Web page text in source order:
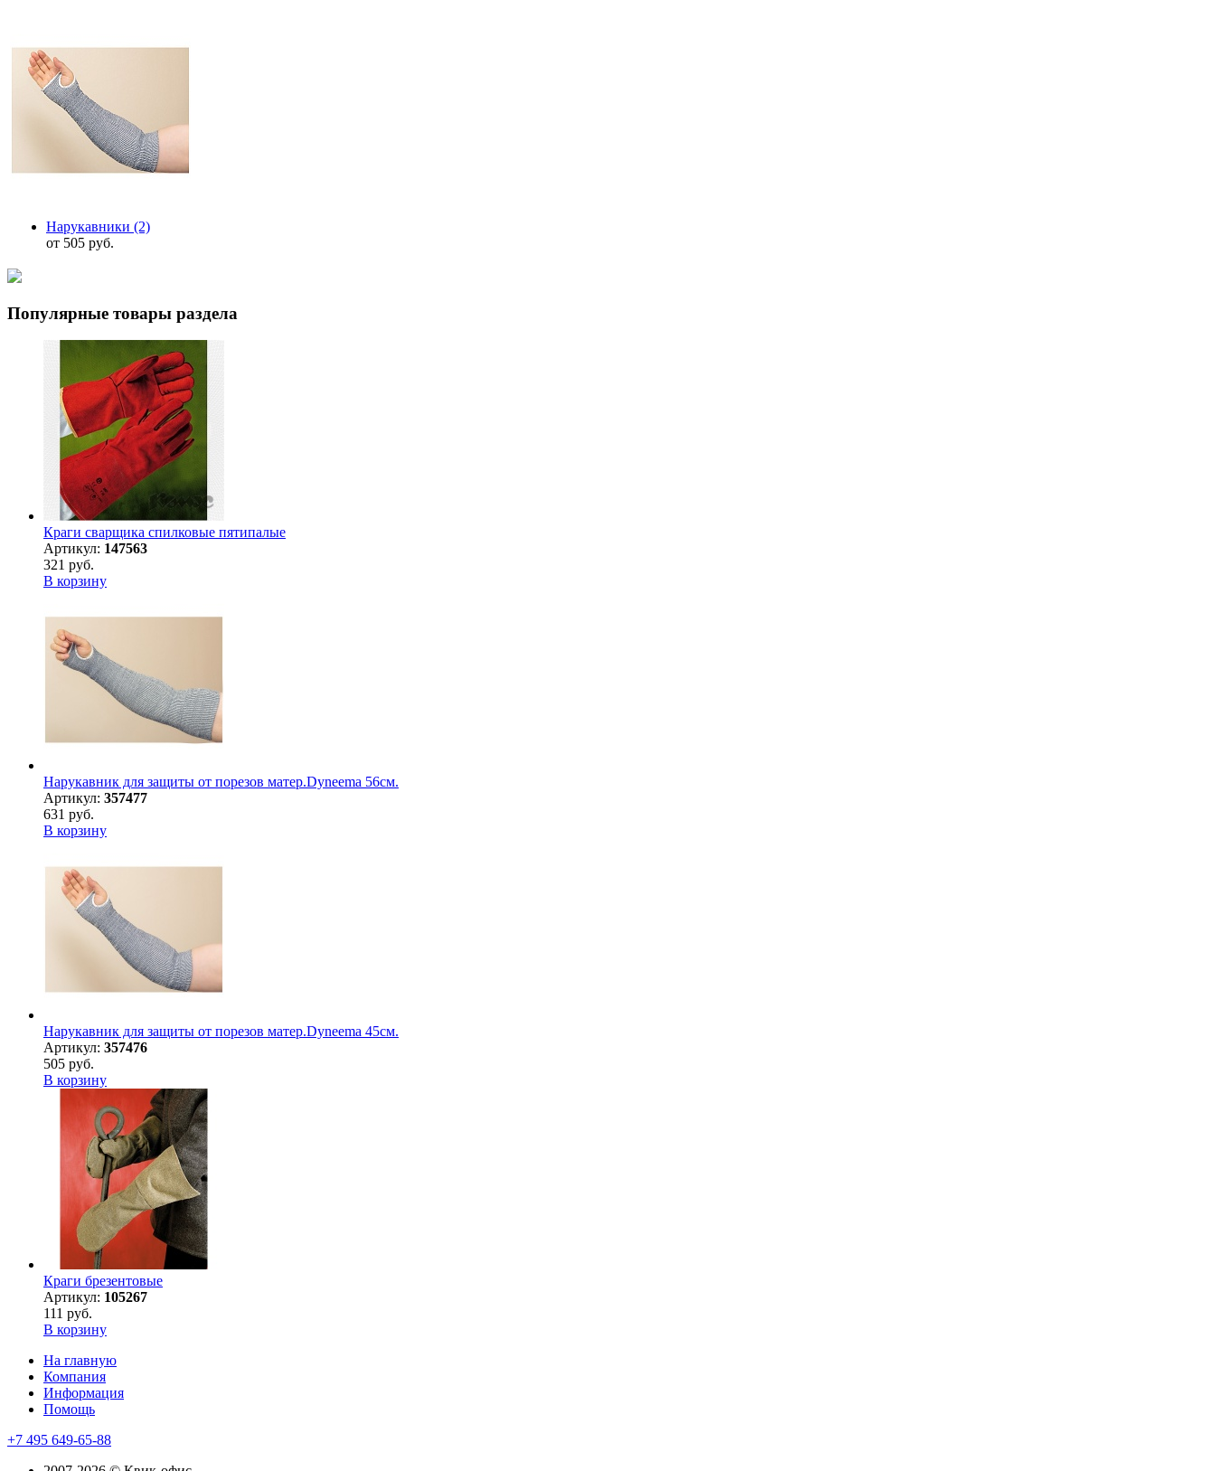
Нарукавники (2)
от 505 руб.
Популярные товары раздела
Краги сварщика спилковые пятипалые
Артикул: 147563
321 руб.
В корзину
Нарукавник для защиты от порезов матер.Dyneema 56см.
Артикул: 357477
631 руб.
В корзину
Нарукавник для защиты от порезов матер.Dyneema 45см.
Артикул: 357476
505 руб.
В корзину
Краги брезентовые
Артикул: 105267
111 руб.
В корзину
На главную
Компания
Информация
Помощь
+7 495 649-65-88